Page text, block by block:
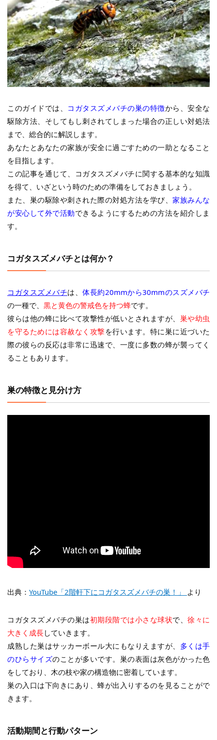
このガイドでは、 コガタスズメバチの巣の特徴から、安全な
駆除方法、そしてもし刺されてしまった場合の正しい対処法
まで、総合的に解説します。
あなたとあなたの家族が安全に過ごすための一助となること
を目指します。
この記事を通じて、コガタスズメバチに関する基本的な知識
を得て、いざという時のための準備をしておきましょう。
また、巣の駆除や刺された際の対処方法を学び、 家族みんな
が安心して外で活動できるようにするための方法を紹介しま
す。
コガタスズメバチとは何か？
コガタスズメバチは、 体長約20mmから30mmのスズメバチ
の一種で、 黒と黄色の警戒色を持つ蜂です。
彼らは他の蜂に比べて攻撃性が低いとされますが、 巣や幼虫
を守るためには容赦なく攻撃を行います。特に巣に近づいた
際の彼らの反応は非常に迅速で、一度に多数の蜂が襲ってく
ることもあります。
巣の特徴と見分け方
出典： YouTube「2階軒下にコガタスズメバチの巣！」 より
コガタスズメバチの巣は初期段階では小さな球状で、 徐々に
大きく成長していきます。
成熟した巣はサッカーボール大にもなりえますが、 多くは手
のひらサイズのことが多いです。巣の表面は灰色がかった色
をしており、木の枝や家の構造物に密着しています。
巣の入口は下向きにあり、蜂が出入りするのを見ることがで
きます。
活動期間と行動パターン